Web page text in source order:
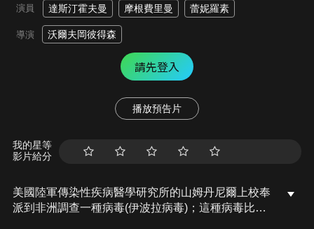
演員 達斯汀霍夫曼 摩根費里曼 蕾妮羅素
導演 沃爾夫岡彼得森
請先登入
播放預告片
我的星等
影片給分
美國陸軍傳染性疾病醫學研究所的山姆丹尼爾上校奉
派到非洲調查一種病毒(伊波拉病毒)；這種病毒比黑